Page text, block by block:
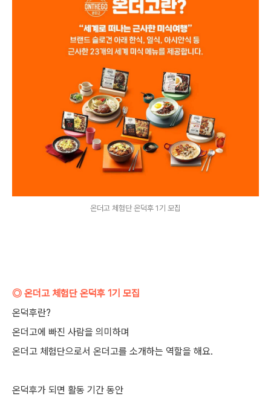
온더고 체험단 온덕후 1기 모집
◎ 온더고 체험단 온덕후 1기 모집
온덕후란?
온더고에 빠진 사람을 의미하며
온더고 체험단으로서 온더고를 소개하는 역할을 해요.
온덕후가 되면 활동 기간 동안